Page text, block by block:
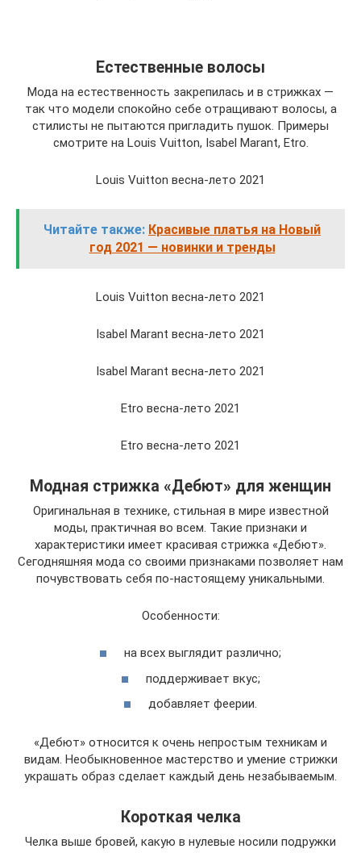
Естественные волосы
Мода на естественность закрепилась и в стрижках —
так что модели спокойно себе отращивают волосы, а
стилисты не пытаются пригладить пушок. Примеры
смотрите на Louis Vuitton, Isabel Marant, Etro.
Louis Vuitton весна-лето 2021
Читайте также: Красивые платья на Новый
год 2021 — новинки и тренды
Louis Vuitton весна-лето 2021
Isabel Marant весна-лето 2021
Isabel Marant весна-лето 2021
Etro весна-лето 2021
Etro весна-лето 2021
Модная стрижка «Дебют» для женщин
Оригинальная в технике, стильная в мире известной
моды, практичная во всем. Такие признаки и
характеристики имеет красивая стрижка «Дебют».
Сегодняшняя мода со своими признаками позволяет нам
почувствовать себя по-настоящему уникальными.
Особенности:
на всех выглядит различно;
поддерживает вкус;
добавляет феерии.
«Дебют» относится к очень непростым техникам и
видам. Необыкновенное мастерство и умение стрижки
украшать образ сделает каждый день незабываемым.
Короткая челка
Челка выше бровей, какую в нулевые носили подружки